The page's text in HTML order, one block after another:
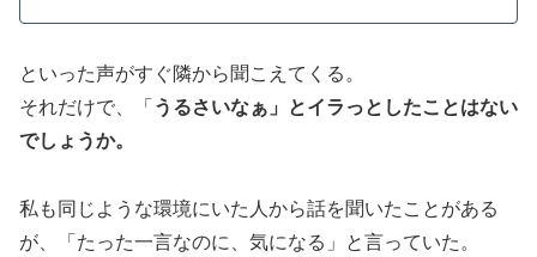
といった声がすぐ隣から聞こえてくる。
それだけで、「 うるさいなぁ」とイラっとしたことはない
でしょうか。
私も同じような環境にいた人から話を聞いたことがある
が、「たった一言なのに、気になる」と言っていた。